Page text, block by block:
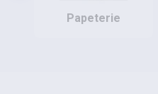
papeterie